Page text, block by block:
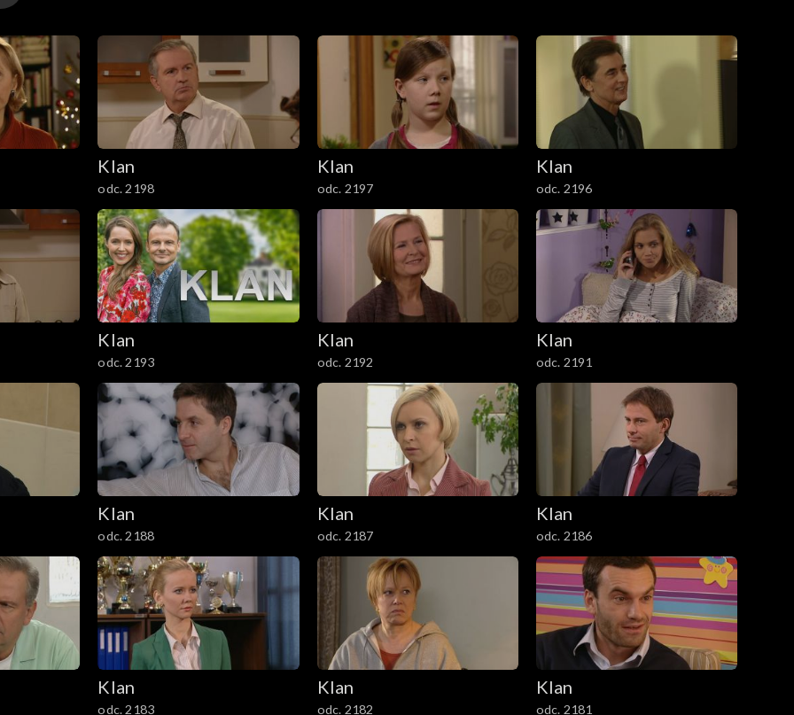
Klan
odc. 2198
Klan
odc. 2197
Klan
odc. 2196
Klan
odc. 2193
Klan
odc. 2192
Klan
odc. 2191
Klan
odc. 2188
Klan
odc. 2187
Klan
odc. 2186
Klan
odc. 2183
Klan
odc. 2182
Klan
odc. 2181